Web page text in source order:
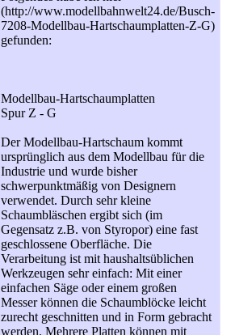
(http://www.modellbahnwelt24.de/Busch-
7208-Modellbau-Hartschaumplatten-Z-G)
gefunden:
Modellbau-Hartschaumplatten
Spur Z - G
Der Modellbau-Hartschaum kommt
ursprünglich aus dem Modellbau für die
Industrie und wurde bisher
schwerpunktmäßig von Designern
verwendet. Durch sehr kleine
Schaumbläschen ergibt sich (im
Gegensatz z.B. von Styropor) eine fast
geschlossene Oberfläche. Die
Verarbeitung ist mit haushaltsüblichen
Werkzeugen sehr einfach: Mit einer
einfachen Säge oder einem großen
Messer können die Schaumblöcke leicht
zurecht geschnitten und in Form gebracht
werden. Mehrere Platten können mit